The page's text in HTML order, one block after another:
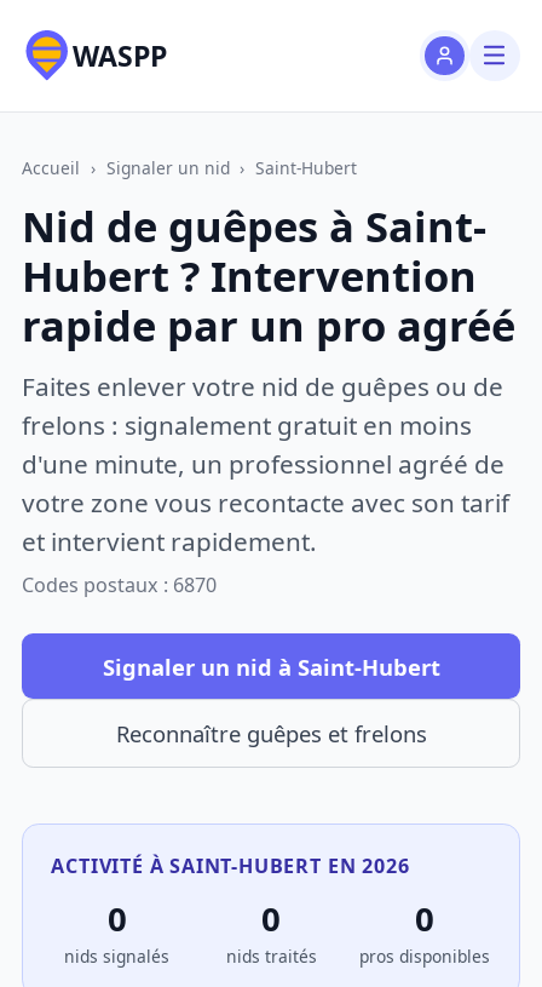
WASPP
Accueil › Signaler un nid › Saint-Hubert
Nid de guêpes à Saint-
Hubert ? Intervention
rapide par un pro agréé
Faites enlever votre nid de guêpes ou de
frelons : signalement gratuit en moins
d'une minute, un professionnel agréé de
votre zone vous recontacte avec son tarif
et intervient rapidement.
Codes postaux : 6870
Signaler un nid à Saint-Hubert
Reconnaître guêpes et frelons
ACTIVITÉ À SAINT-HUBERT EN 2026
0
nids signalés
0
nids traités
0
pros disponibles